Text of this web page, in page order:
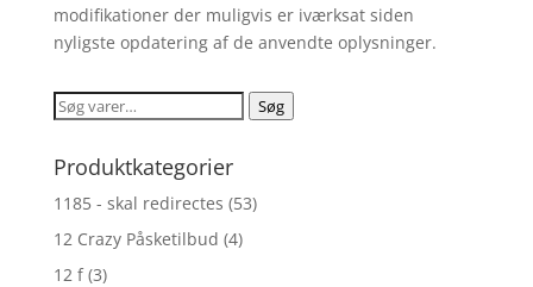
modifikationer der muligvis er iværksat siden
nyligste opdatering af de anvendte oplysninger.
Søg
Søg
Produktkategorier
1185 - skal redirectes (53)
12 Crazy Påsketilbud (4)
12 f (3)